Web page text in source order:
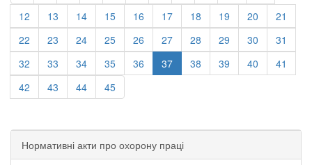
12
13 14 15 16 17 18 19 20
21
22
23 24 25 26 27 28 29 30
31
32
33 34 35 36 37 38 39 40
41
42
43 44 45
Нормативні акти про охорону праці